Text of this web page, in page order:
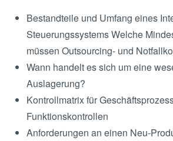
Bestandteile und Umfang eines
Steuerungssystems Welche
müssen Outsourcing- und
Wann handelt es sich um eine
Auslagerung?
Kontrollmatrix für
Funktionskontrollen
Anforderungen an einen Neu-